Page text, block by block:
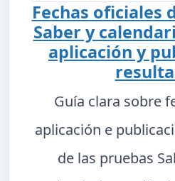
Fechas oficiales
Saber y
aplicación y
Guía clara sobre
aplicación e
de las pruebas